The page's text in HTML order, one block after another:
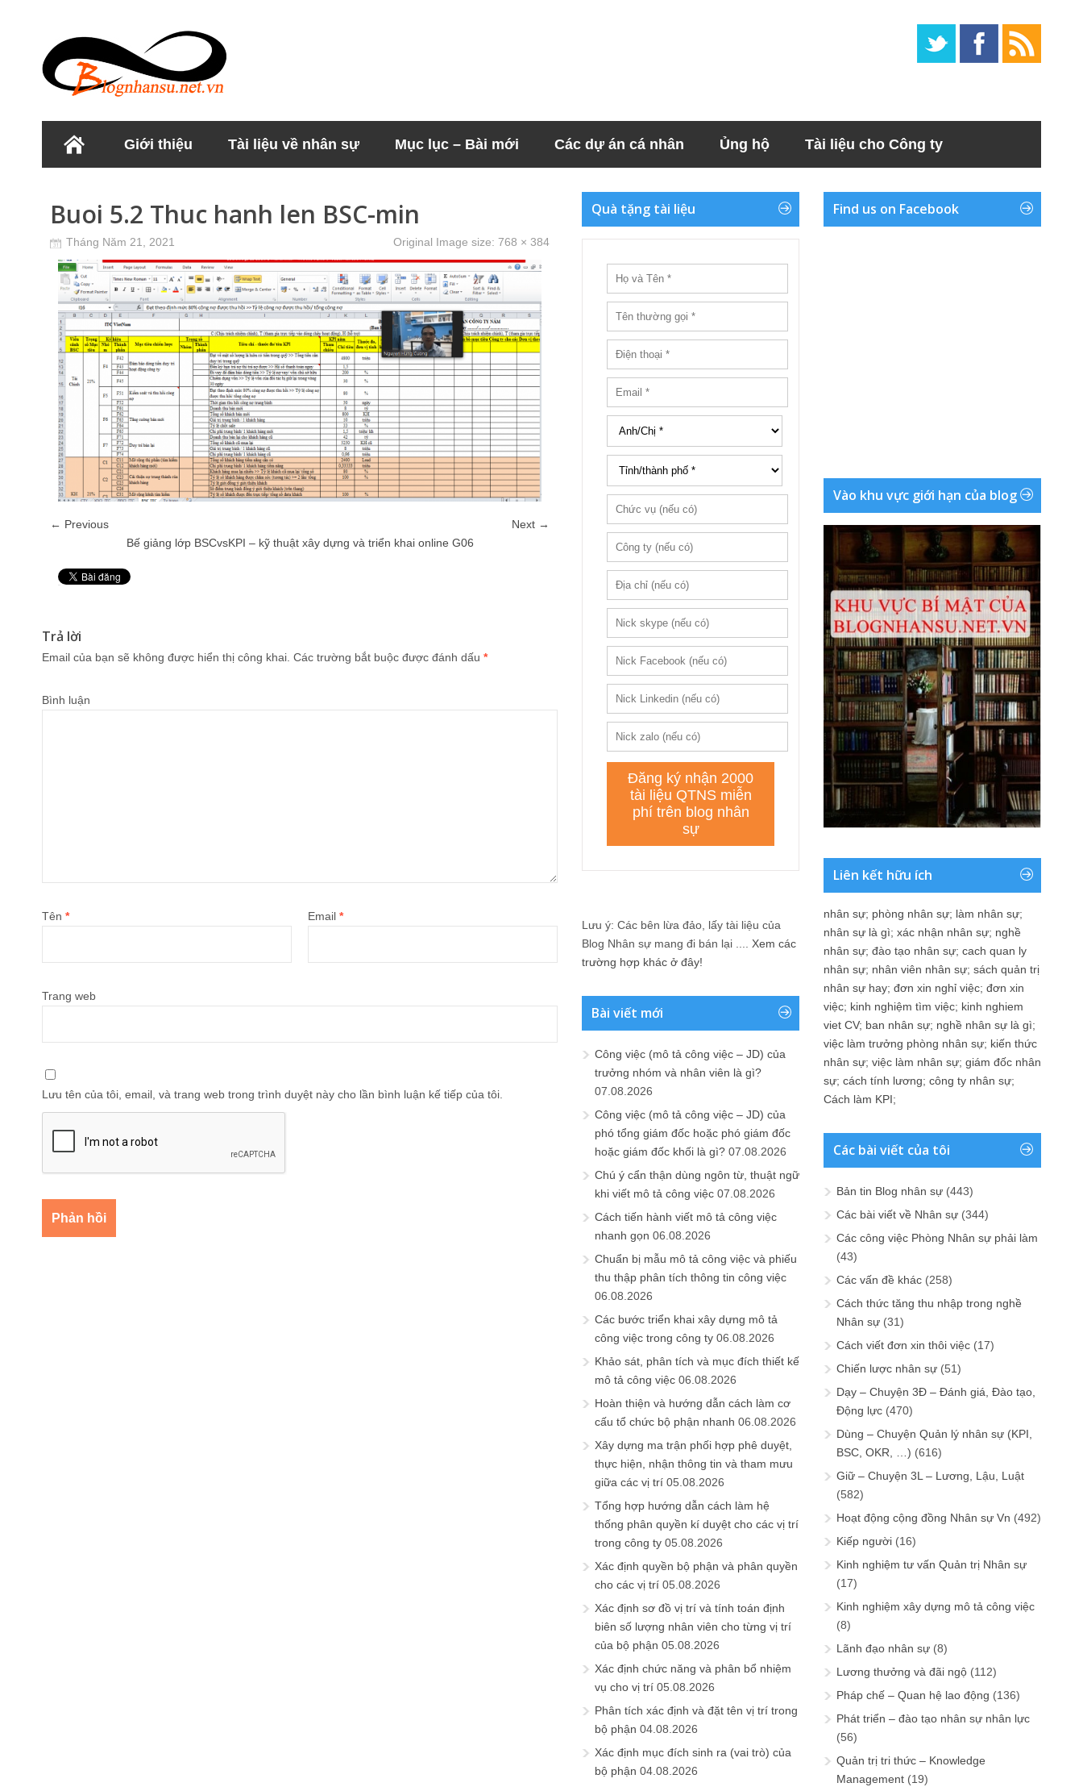
Giới thiệu Tài liệu về nhân sự Mục lục – Bài mới Các dự án cá nhân Ủng hộ Tài liệu cho Công ty
Buoi 5.2 Thuc hanh len BSC-min
Tháng Năm 21, 2021 Original Image size: 768 × 384
← Previous
Next →
Bế giảng lớp BSCvsKPI – kỹ thuật xây dựng và triển khai online G06
Trả lời
Email của bạn sẽ không được hiển thị công khai. Các trường bắt buộc được đánh dấu *
Bình luận
Tên * Email *
Trang web
Lưu tên của tôi, email, và trang web trong trình duyệt này cho lần bình luận kế tiếp của tôi.
Quà tặng tài liệu
Lưu ý: Các bên lừa đảo, lấy tài liệu của
Blog Nhân sự mang đi bán lại .... Xem các
trường hợp khác ở đây!
Bài viết mới
Công việc (mô tả công việc – JD) của
trưởng nhóm và nhân viên là gì?
07.08.2026
Công việc (mô tả công việc – JD) của
phó tổng giám đốc hoặc phó giám đốc
hoặc giám đốc khối là gì? 07.08.2026
Chú ý cẩn thận dùng ngôn từ, thuật ngữ
khi viết mô tả công việc 07.08.2026
Cách tiến hành viết mô tả công việc
nhanh gọn 06.08.2026
Chuẩn bị mẫu mô tả công việc và phiếu
thu thập phân tích thông tin công việc
06.08.2026
Các bước triển khai xây dựng mô tả
công việc trong công ty 06.08.2026
Khảo sát, phân tích và mục đích thiết kế
mô tả công việc 06.08.2026
Hoàn thiện và hướng dẫn cách làm cơ
cấu tổ chức bộ phận nhanh 06.08.2026
Xây dựng ma trận phối hợp phê duyệt,
thực hiện, nhận thông tin và tham mưu
giữa các vị trí 05.08.2026
Tổng hợp hướng dẫn cách làm hệ
thống phân quyền kí duyệt cho các vị trí
trong công ty 05.08.2026
Xác định quyền bộ phận và phân quyền
cho các vị trí 05.08.2026
Xác định sơ đồ vị trí và tính toán định
biên số lượng nhân viên cho từng vị trí
của bộ phận 05.08.2026
Xác định chức năng và phân bổ nhiệm
vụ cho vị trí 05.08.2026
Phân tích xác định và đặt tên vị trí trong
bộ phận 04.08.2026
Xác định mục đích sinh ra (vai trò) của
bộ phận 04.08.2026
Find us on Facebook
Vào khu vực giới hạn của blog
Liên kết hữu ích
nhân sự; phòng nhân sự; làm nhân sự;
nhân sự là gì; xác nhận nhân sự; nghề
nhân sự; đào tạo nhân sự; cach quan ly
nhân sự; nhân viên nhân sự; sách quản trị
nhân sự hay; đơn xin nghỉ việc; đơn xin
việc; kinh nghiệm tìm việc; kinh nghiem
viet CV; ban nhân sự; nghề nhân sự là gì;
việc làm trưởng phòng nhân sự; kiến thức
nhân sự; việc làm nhân sự; giám đốc nhân
sự; cách tính lương; công ty nhân sự;
Cách làm KPI;
Các bài viết của tôi
Bản tin Blog nhân sự (443)
Các bài viết về Nhân sự (344)
Các công việc Phòng Nhân sự phải làm
(43)
Các vấn đề khác (258)
Cách thức tăng thu nhập trong nghề
Nhân sự (31)
Cách viết đơn xin thôi việc (17)
Chiến lược nhân sự (51)
Dạy – Chuyện 3Đ – Đánh giá, Đào tạo,
Động lực (470)
Dùng – Chuyện Quản lý nhân sự (KPI,
BSC, OKR, …) (616)
Giữ – Chuyện 3L – Lương, Lậu, Luật
(582)
Hoạt động cộng đồng Nhân sự Vn (492)
Kiếp người (16)
Kinh nghiệm tư vấn Quản trị Nhân sự
(17)
Kinh nghiệm xây dựng mô tả công việc
(8)
Lãnh đạo nhân sự (8)
Lương thưởng và đãi ngộ (112)
Pháp chế – Quan hệ lao động (136)
Phát triển – đào tạo nhân sự nhân lực
(56)
Quản trị tri thức – Knowledge
Management (19)